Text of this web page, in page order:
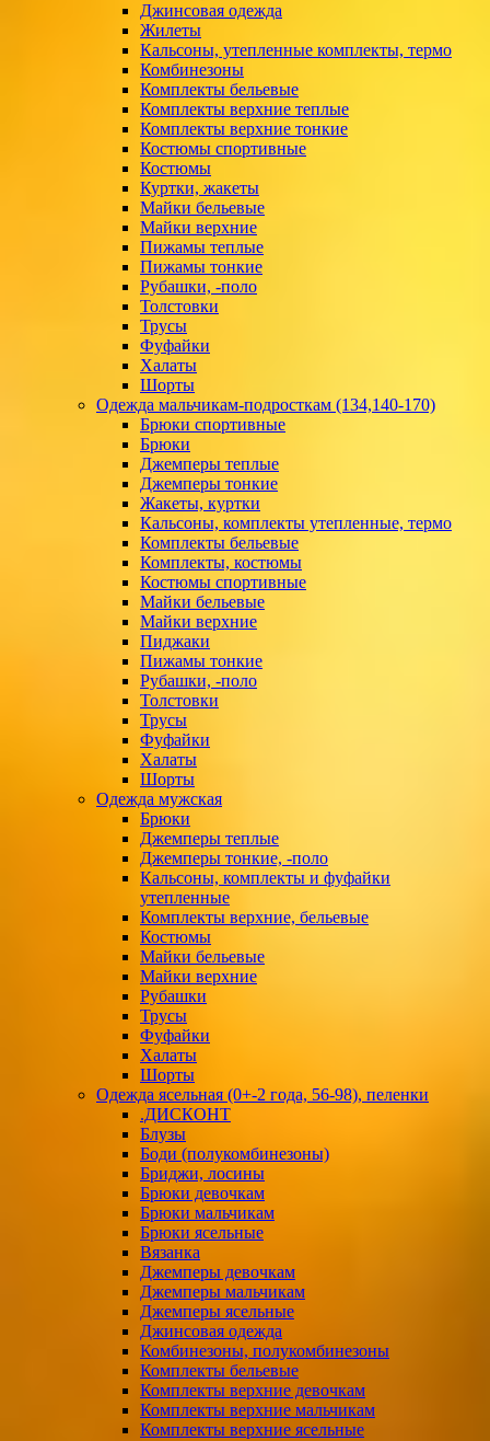
Джинсовая одежда
Жилеты
Кальсоны, утепленные комплекты, термо
Комбинезоны
Комплекты бельевые
Комплекты верхние теплые
Комплекты верхние тонкие
Костюмы спортивные
Костюмы
Куртки, жакеты
Майки бельевые
Майки верхние
Пижамы теплые
Пижамы тонкие
Рубашки, -поло
Толстовки
Трусы
Фуфайки
Халаты
Шорты
Одежда мальчикам-подросткам (134,140-170)
Брюки спортивные
Брюки
Джемперы теплые
Джемперы тонкие
Жакеты, куртки
Кальсоны, комплекты утепленные, термо
Комплекты бельевые
Комплекты, костюмы
Костюмы спортивные
Майки бельевые
Майки верхние
Пиджаки
Пижамы тонкие
Рубашки, -поло
Толстовки
Трусы
Фуфайки
Халаты
Шорты
Одежда мужская
Брюки
Джемперы теплые
Джемперы тонкие, -поло
Кальсоны, комплекты и фуфайки
утепленные
Комплекты верхние, бельевые
Костюмы
Майки бельевые
Майки верхние
Рубашки
Трусы
Фуфайки
Халаты
Шорты
Одежда ясельная (0+-2 года, 56-98), пеленки
.ДИСКОНТ
Блузы
Боди (полукомбинезоны)
Бриджи, лосины
Брюки девочкам
Брюки мальчикам
Брюки ясельные
Вязанка
Джемперы девочкам
Джемперы мальчикам
Джемперы ясельные
Джинсовая одежда
Комбинезоны, полукомбинезоны
Комплекты бельевые
Комплекты верхние девочкам
Комплекты верхние мальчикам
Комплекты верхние ясельные